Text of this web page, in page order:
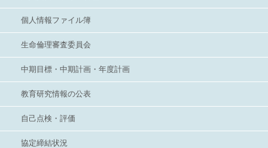
個人情報ファイル簿
生命倫理審査委員会
中期目標・中期計画・年度計画
教育研究情報の公表
自己点検・評価
協定締結状況